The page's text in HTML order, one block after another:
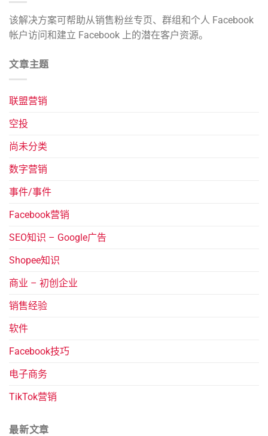
该解决方案可帮助从销售粉丝专页、群组和个人 Facebook
帐户访问和建立 Facebook 上的潜在客户资源。
文章主题
联盟营销
空投
尚未分类
数字营销
事件/事件
Facebook营销
SEO知识 – Google广告
Shopee知识
商业 – 初创企业
销售经验
软件
Facebook技巧
电子商务
TikTok营销
最新文章